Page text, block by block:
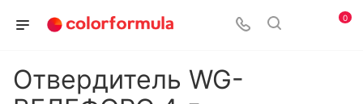
0
Отвердитель WG-